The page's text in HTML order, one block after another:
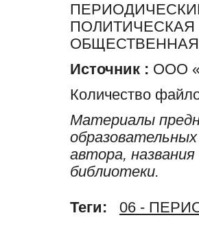
Источник : ООО
Количество
Материалы
автора,
библиотеки.
Теги: 06 -